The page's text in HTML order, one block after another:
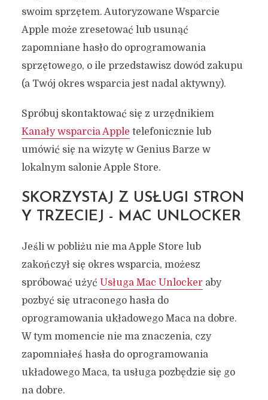
swoim sprzętem. Autoryzowane Wsparcie
Apple może zresetować lub usunąć
zapomniane hasło do oprogramowania
sprzętowego, o ile przedstawisz dowód zakupu
(a Twój okres wsparcia jest nadal aktywny).
Spróbuj skontaktować się z urzędnikiem
Kanały wsparcia Apple telefonicznie lub
umówić się na wizytę w Genius Barze w
lokalnym salonie Apple Store.
SKORZYSTAJ Z USŁUGI STRON
Y TRZECIEJ - MAC UNLOCKER
Jeśli w pobliżu nie ma Apple Store lub
zakończył się okres wsparcia, możesz
spróbować użyć Usługa Mac Unlockeraby
pozbyć się utraconego hasła do
oprogramowania układowego Maca na dobre.
W tym momencie nie ma znaczenia, czy
zapomniałeś hasła do oprogramowania
układowego Maca, ta usługa pozbędzie się go
na dobre.